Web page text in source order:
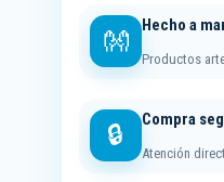
👐
Hecho a
Productos
🔒
Compra
Atención